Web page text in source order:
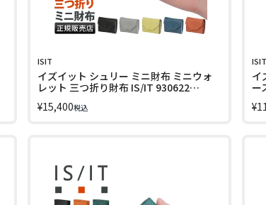
ISIT
イズイット シュリー ミニ財布 ミニウォ
レット 三つ折り財布 IS/IT 930622
¥15,400税込
ISIT
イ
ー
¥